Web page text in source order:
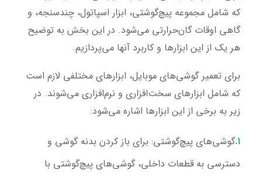
که شامل مجموعه پیچ‌گوشتی، ابزار اسپاتول، چندسنجه، و
گاهی اوقات گان‌حرارتی می‌شود. در این بخش به توضیح
هر یک از این ابزارها و کاربرد آنها می‌پردازیم.
برای تعمیر گوشی‌های موبایل، ابزارهای مختلفی لازم است
که شامل ابزارهای سخت‌افزاری و نرم‌افزاری می‌شوند. در
زیر به برخی از این ابزارها اشاره می‌شود:
گوشی‌های پیچ‌گوشتی: برای باز کردن بدنه گوشی و
دسترسی به قطعات داخلی، گوشی‌های پیچ‌گوشتی با